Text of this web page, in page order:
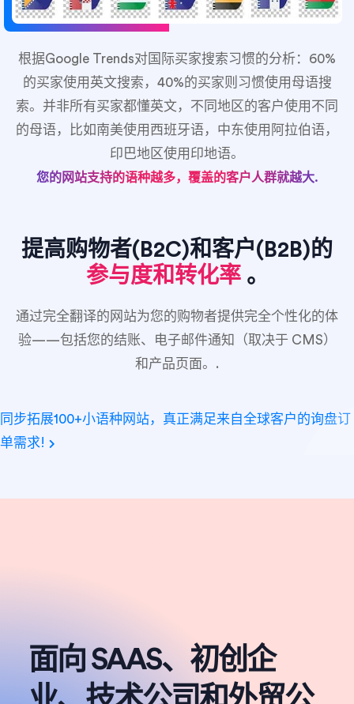
根据Google Trends对国际买家搜索习惯的分析：60%
的买家使用英文搜索，40%的买家则习惯使用母语搜
索。并非所有买家都懂英文，不同地区的客户使用不同
的母语，比如南美使用西班牙语，中东使用阿拉伯语，
印巴地区使用印地语。
您的网站支持的语种越多，覆盖的客户人群就越大.
提高购物者(B2C)和客户(B2B)的
参与度和转化率。
通过完全翻译的网站为您的购物者提供完全个性化的体
验——包括您的结账、电子邮件通知（取决于 CMS）
和产品页面。.
同步拓展100+小语种网站，真正满足来自全球客户的询盘订
单需求!
面向 SAAS、初创企